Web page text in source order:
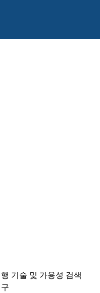
기술 및 가용성 검색